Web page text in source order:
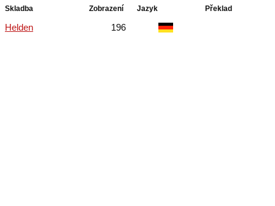
Skladba Zobrazení Jazyk Překlad
Helden 196